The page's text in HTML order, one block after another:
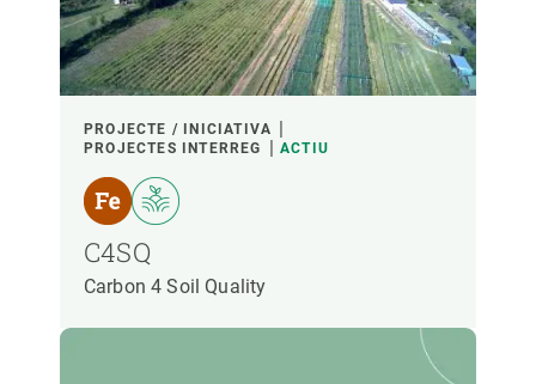
PROJECTE / INICIATIVA
PROJECTES INTERREG
ACTIU
C4SQ
Carbon 4 Soil Quality